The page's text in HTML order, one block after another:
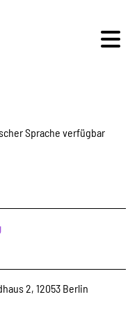
Sprache verfügbar
2, 12053 Berlin